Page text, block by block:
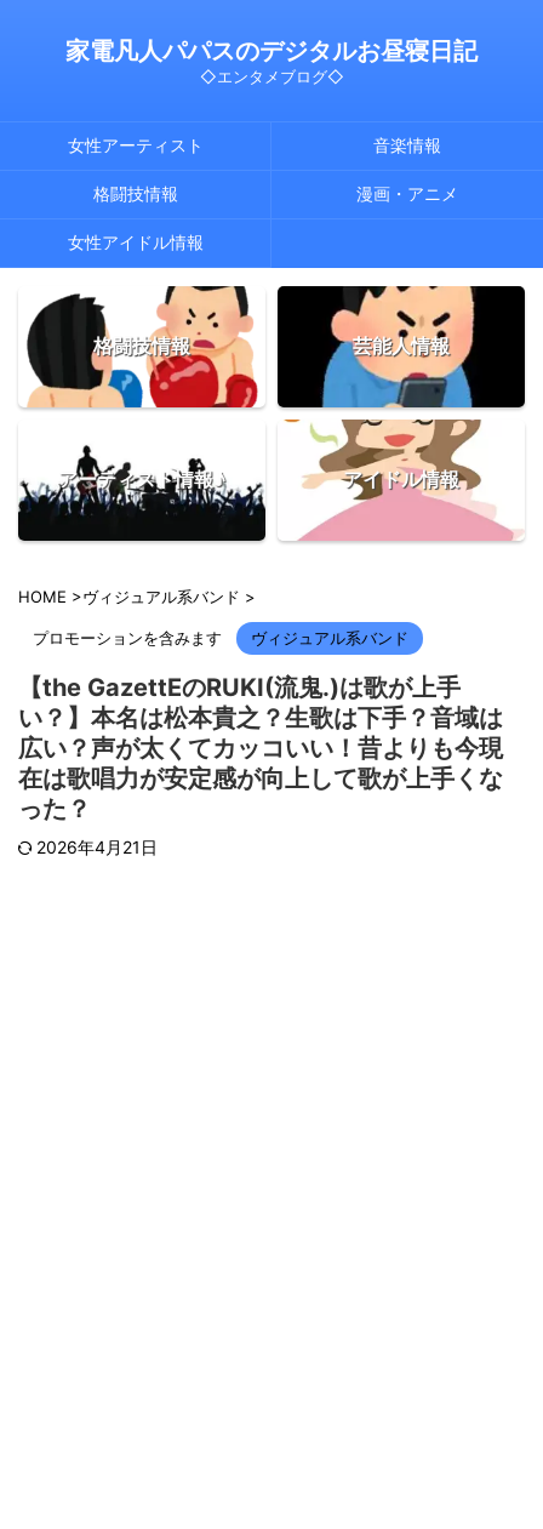
家電凡人パパスのデジタルお昼寝日記
◇エンタメブログ◇
女性アーティスト 音楽情報
格闘技情報 漫画・アニメ
女性アイドル情報
格闘技情報 芸能人情報
アーティスト情報♪ アイドル情報
HOME >ヴィジュアル系バンド >
プロモーションを含みます ヴィジュアル系バンド
【the GazettEのRUKI(流鬼.)は歌が上手
い？】本名は松本貴之？生歌は下手？音域は
広い？声が太くてカッコいい！昔よりも今現
在は歌唱力が安定感が向上して歌が上手くな
った？
2026年4月21日